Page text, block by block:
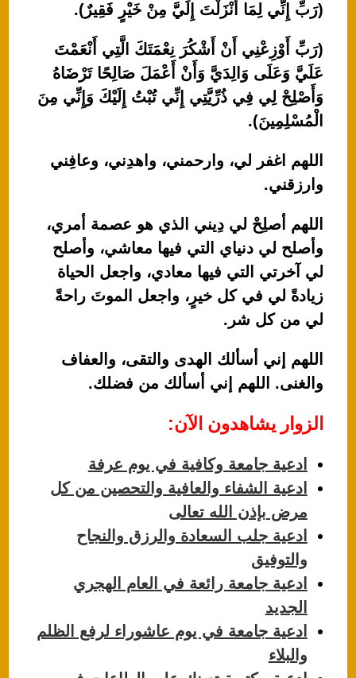
(رَبِّ إِنِّي لِمَا أَنْزَلْتَ إِلَيَّ مِنْ خَيْرٍ فَقِيرٌ).
(رَبِّ أَوْزِعْنِي أَنْ أَشْكُرَ نِعْمَتَكَ الَّتِي أَنْعَمْتَ
عَلَيَّ وَعَلَى وَالِدَيَّ وَأَنْ أَعْمَلَ صَالِحًا تَرْضَاهُ
وَأَصْلِحْ لِي فِي ذُرِّيَّتِي إِنِّي تُبْتُ إِلَيْكَ وَإِنِّي مِنَ
الْمُسْلِمِينَ).
اللهم اغفر لي، وارحمني، واهدِني، وعافِني
وارزقني.
اللهم أصلِحْ لي دِيني الذي هو عصمة أمري،
وأصلح لي دنياي التي فيها معاشي، وأصلح
لي آخرتي التي فيها معادي، واجعل الحياة
زيادةً لي في كل خيرٍ، واجعل الموتَ راحةً
لي من كل شر.
اللهم إني أسألك الهدى والتقى، والعفاف
والغنى. اللهم إني أسألك من فضلك.
الزوار يشاهدون الآن:
ادعية جامعة وكافية في يوم عرفة
ادعية الشفاء والعافية والتحصين من كل
مرض بإذن الله تعالى
ادعية جلب السعادة والرزق والنجاح
والتوفيق
ادعية جامعة رائعة في العام الهجري
الجديد
ادعية جامعة في يوم عاشوراء لرفع الظلم
والبلاء